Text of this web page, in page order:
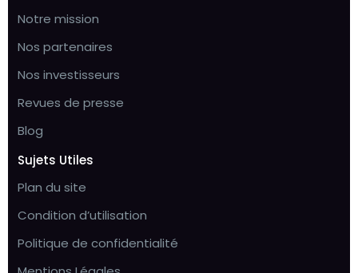
Notre mission
Nos partenaires
Nos investisseurs
Revues de presse
Blog
Sujets Utiles
Plan du site
Condition d’utilisation
Politique de confidentialité